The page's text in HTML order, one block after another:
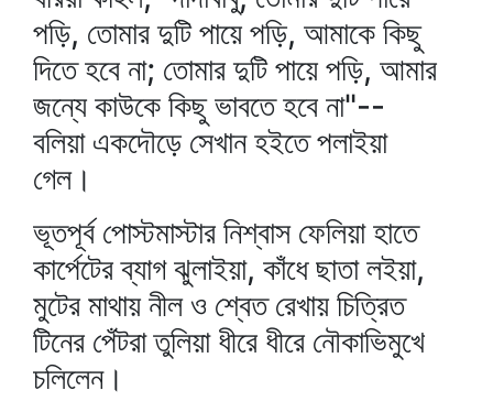
পড়ি, তোমার দুটি পায়ে পড়ি, আমাকে কিছু
দিতে হবে না; তোমার দুটি পায়ে পড়ি, আমার
জন্যে কাউকে কিছু ভাবতে হবে না"--
বলিয়া একদৌড়ে সেখান হইতে পলাইয়া
গেল।
ভূতপূর্ব পোস্টমাস্টার নিশ্বাস ফেলিয়া হাতে
কার্পেটের ব্যাগ ঝুলাইয়া, কাঁধে ছাতা লইয়া,
মুটের মাথায় নীল ও শ্বেত রেখায় চিত্রিত
টিনের পেঁটরা তুলিয়া ধীরে ধীরে নৌকাভিমুখে
চলিলেন।